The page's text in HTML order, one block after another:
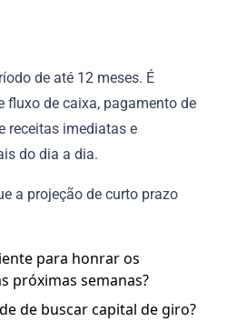
de até 12 meses. É
fluxo de caixa, pagamento de
receitas imediatas e
do dia a dia.
a projeção de curto prazo
para honrar os
próximas semanas?
de buscar capital de giro?